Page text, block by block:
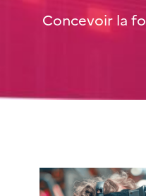
Concevoir la